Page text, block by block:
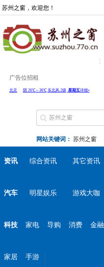
苏州之窗，欢迎您！
广告位招租
网站关键词： 苏州之窗
资讯 综合资讯 其它资讯
汽车 明星娱乐 游戏大咖
科技 家电 导购 消费 金融
家居
手游